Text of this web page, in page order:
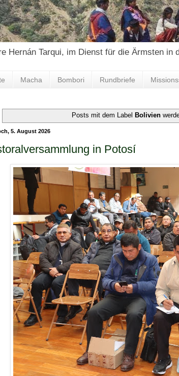
Hernán Tarqui, im Dienst für die Ärmsten in
Macha Bombori Rundbriefe
Posts mit dem Label Bolivien
5. August 2026
in Potosí